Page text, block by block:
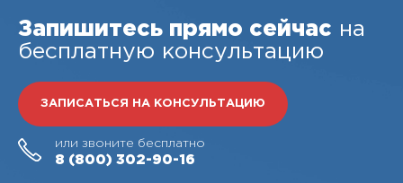
Запишитесь прямо сейчас на
бесплатную консультацию
ЗАПИСАТЬСЯ НА КОНСУЛЬТАЦИЮ
или звоните бесплатно
8 (800) 302-90-16